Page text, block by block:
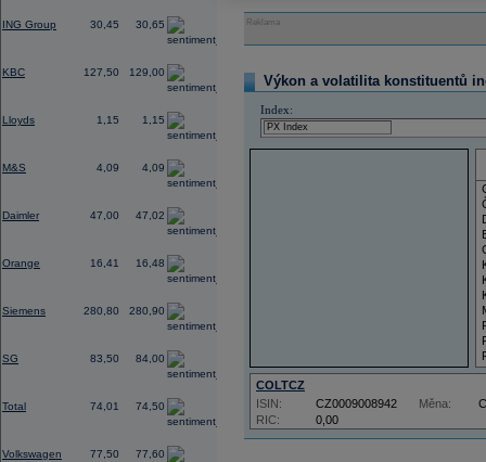
ING Group 30,45 30,65
KBC 127,50 129,00
Lloyds 1,15 1,15
M&S 4,09 4,09
Daimler 47,00 47,02
Orange 16,41 16,48
Siemens 280,80 280,90
SG 83,50 84,00
Total 74,01 74,50
Volkswagen 77,50 77,60
1,18
Reklama
Výkon a volatilita konstituentů
Index:
COLTCZ
RIC: 0,00
ISIN: CZ0009008942 Měna: